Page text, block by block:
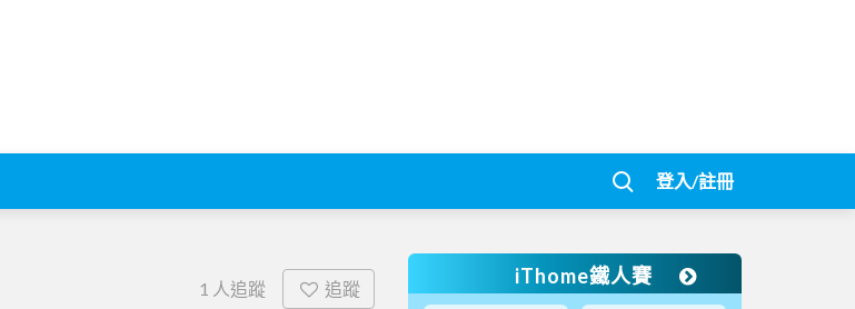
登入/註冊
1 人追蹤 追蹤
iThome鐵人賽